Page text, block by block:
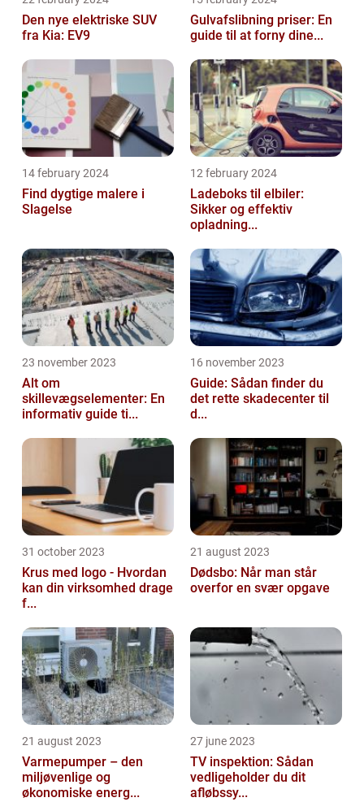
Den nye elektriske SUV
fra Kia: EV9
Gulvafslibning priser: En
guide til at forny dine...
14 february 2024
Find dygtige malere i
Slagelse
12 february 2024
Ladeboks til elbiler:
Sikker og effektiv
opladning...
23 november 2023
Alt om
skillevægselementer: En
informativ guide ti...
16 november 2023
Guide: Sådan finder du
det rette skadecenter til
d...
31 october 2023
Krus med logo - Hvordan
kan din virksomhed drage
f...
21 august 2023
Dødsbo: Når man står
overfor en svær opgave
21 august 2023
Varmepumper – den
miljøvenlige og
økonomiske energ...
27 june 2023
TV inspektion: Sådan
vedligeholder du dit
afløbssy...